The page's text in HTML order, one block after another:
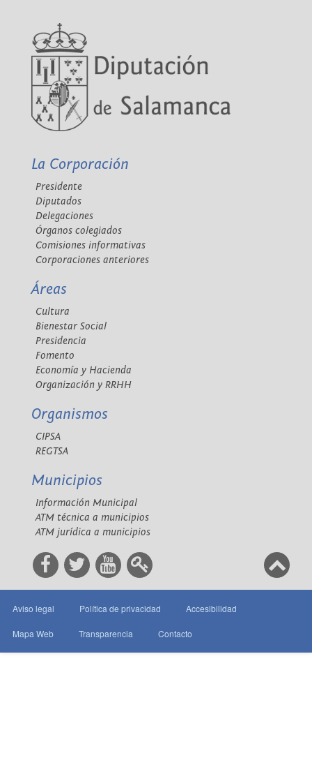
La Corporación
Presidente
Diputados
Delegaciones
Órganos colegiados
Comisiones informativas
Corporaciones anteriores
Áreas
Cultura
Bienestar Social
Presidencia
Fomento
Economía y Hacienda
Organización y RRHH
Organismos
CIPSA
REGTSA
Municipios
Información Municipal
ATM técnica a municipios
ATM jurídica a municipios
Aviso legal Política de privacidad Accesibilidad
Mapa Web Transparencia Contacto